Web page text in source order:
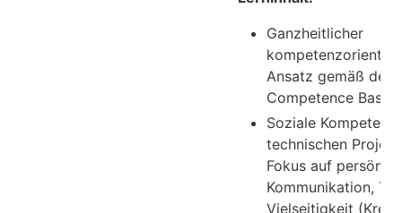
Ganzheitlicher
Ansatz gemäß der
Competence
Soziale
technischen
Fokus auf
Kommunikation,
Vielseitigkeit